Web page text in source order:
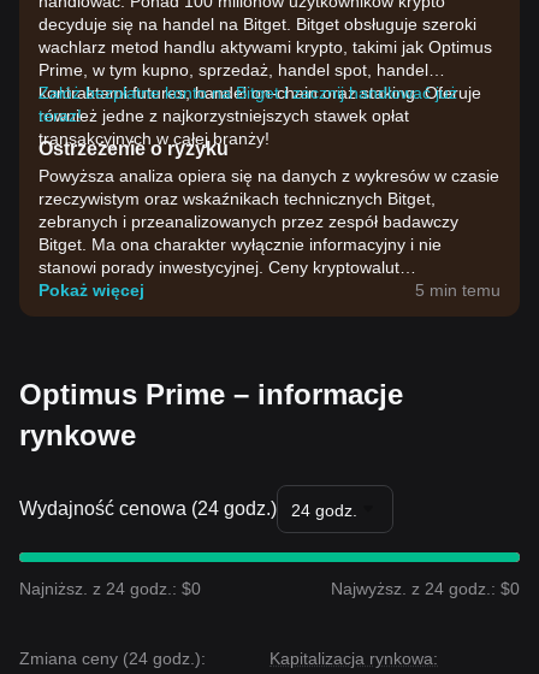
decyduje się na handel na Bitget. Bitget obsługuje szeroki
wachlarz metod handlu aktywami krypto, takimi jak Optimus
Prime, w tym kupno, sprzedaż, handel spot, handel
kontraktami futures, handel on-chain oraz staking. Oferuje
również jedne z najkorzystniejszych stawek opłat
transakcyjnych w całej branży!
Załóż bezpłatne konto na Bitget i zacznij handlować już
teraz!
Ostrzeżenie o ryzyku
Powyższa analiza opiera się na danych z wykresów w czasie
rzeczywistym oraz wskaźnikach technicznych Bitget,
zebranych i przeanalizowanych przez zespół badawczy
Bitget. Ma ona charakter wyłącznie informacyjny i nie
stanowi porady inwestycyjnej. Ceny kryptowalut
charakteryzują się dużą zmiennością. Podejmuj decyzje
inwestycyjne, biorąc pod uwagę własną tolerancję ryzyka.
Pokaż więcej 5 min temu
Optimus Prime – informacje
rynkowe
Wydajność cenowa (24 godz.) 24 godz.
Najniższ. z 24 godz.: $0 Najwyższ. z 24 godz.: $0
Zmiana ceny (24 godz.):
Kapitalizacja rynkowa: